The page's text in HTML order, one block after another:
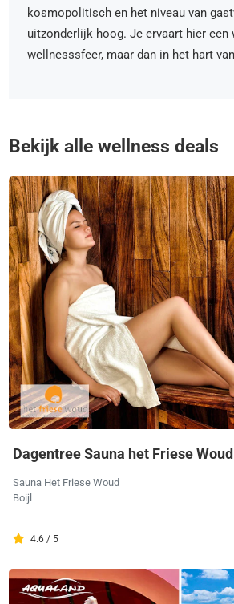
kosmopolitisch en het niveau van
uitzonderlijk hoog. Je ervaart hier een
wellnesssfeer, maar dan in het hart
Bekijk alle wellness deals
Dagentree Sauna het Friese Woud
Sauna Het Friese Woud
Boijl
4.6 / 5